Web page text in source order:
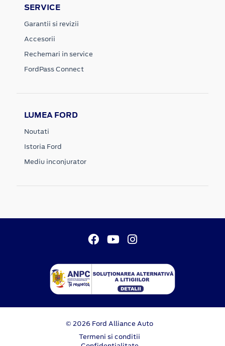
SERVICE
Garantii si revizii
Accesorii
Rechemari in service
FordPass Connect
LUMEA FORD
Noutati
Istoria Ford
Mediu inconjurator
© 2026 Ford Alliance Auto
Termeni si conditii